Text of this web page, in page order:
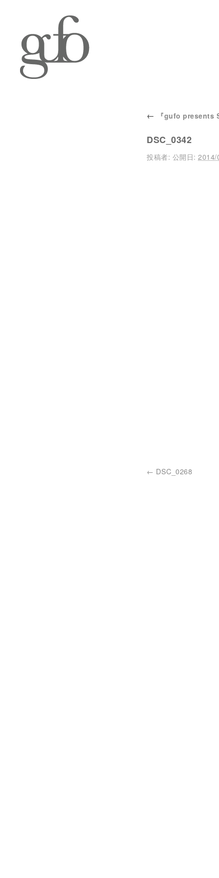
← 『gufo presents
DSC_0342
投稿者: 公開日: 2014/
DSC_0268